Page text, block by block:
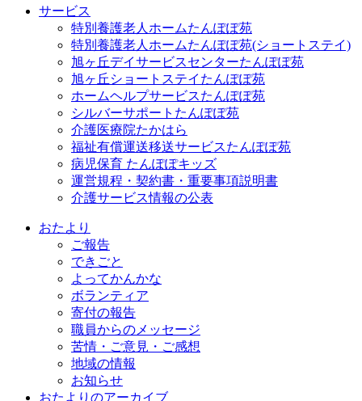
サービス
特別養護老人ホームたんぽぽ苑
特別養護老人ホームたんぽぽ苑(ショートステイ)
旭ヶ丘デイサービスセンターたんぽぽ苑
旭ヶ丘ショートステイたんぽぽ苑
ホームヘルプサービスたんぽぽ苑
シルバーサポートたんぽぽ苑
介護医療院たかはら
福祉有償運送移送サービスたんぽぽ苑
病児保育 たんぽぽキッズ
運営規程・契約書・重要事項説明書
介護サービス情報の公表
おたより
ご報告
できごと
よってかんかな
ボランティア
寄付の報告
職員からのメッセージ
苦情・ご意見・ご感想
地域の情報
お知らせ
おたよりのアーカイブ